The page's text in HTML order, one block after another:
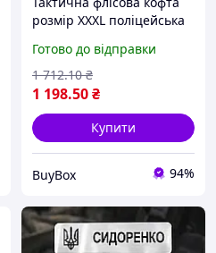
розмір XXXL поліцейська
армійський одяг для
поліції
Готово до відправки
1 198.50₴
1 712.10 ₴
Купити
BuyBox 94%